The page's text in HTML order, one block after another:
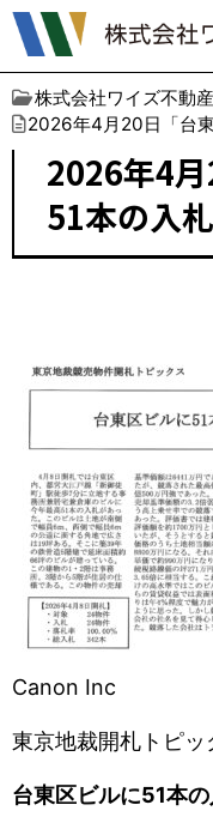
株式会社ワイズ不動
2026年4月20日「台東
2026年4
51本の入札
Canon Inc
東京地裁開札トピッ
台東区ビルに51本